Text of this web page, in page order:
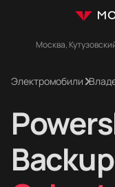
Москва,
Электромобили
Backup